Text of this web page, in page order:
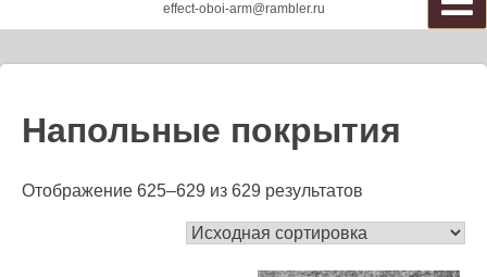
effect-oboi-arm@rambler.ru
Напольные покрытия
Отображение 625–629 из 629 результатов